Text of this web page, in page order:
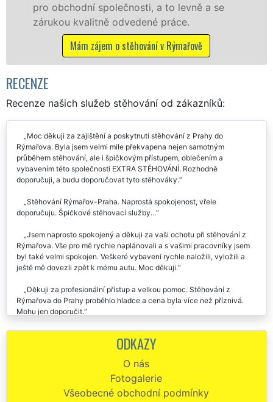
a se
franchisové sítě EXTRA STĚHOVÁNÍ.
Nabízíme stěhovací služby NON-
včetně víkendů a svátků bez
Mám zájem o stěhovací služby v
RECENZE
Recenze našich služeb stěhování od zákazníků:
Moc děkuji za zajištění a poskytnutí stěhování z Prahy do
Rýmařova. Byla jsem velmi mile překvapena nejen samotným
průběhem stěhování, ale i špičkovým přístupem, oblečením a
vybavením této společnosti EXTRA STĚHOVÁNÍ. Rozhodně
Stěhování Rýmařov-Praha. Naprostá spokojenost, vřele
Jsem naprosto spokojený a děkuji za vaši ochotu při stěhování z
Rýmařova. Vše pro mě rychle naplánovali a s vašimi pracovníky jsem
byl také velmi spokojen. Veškeré vybavení rychle naložili, vyložili a
Děkuji za profesionální přístup a velkou pomoc. Stěhování z
Rýmařova do Prahy proběhlo hladce a cena byla více než příznivá.
Již dvakrát jsem se stěhovala s touto společností. Vždy naprostá
spokojenost. Ochotní, velmi pracovití, naprosto spolehliví. Skutečně je
poznat, že se jedná o stěhováky profesionály. Jednoznačně
ODKAZY
O nás
Fotogalerie